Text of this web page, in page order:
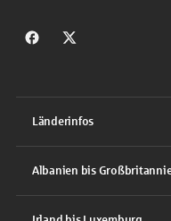
Zum Facebook Auftritt des
Zum X Auftritt des
Länderinfos
Albanien bis